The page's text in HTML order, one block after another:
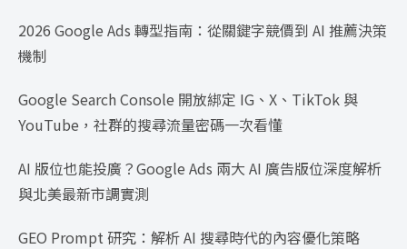
2026 Google Ads 轉型指南：從關鍵字競價到 AI 推薦決策
機制
Google Search Console 開放綁定 IG、X、TikTok 與
YouTube，社群的搜尋流量密碼一次看懂
AI 版位也能投廣？Google Ads 兩大 AI 廣告版位深度解析
與北美最新市調實測
GEO Prompt 研究：解析 AI 搜尋時代的內容優化策略